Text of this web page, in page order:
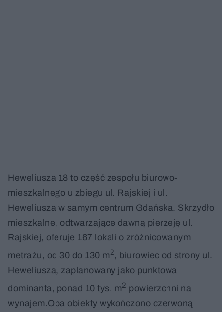
Heweliusza 18 to część zespołu biurowo-
mieszkalnego u zbiegu ul. Rajskiej i ul.
Heweliusza w samym centrum Gdańska. Skrzydło
mieszkalne, odtwarzające dawną pierzeję ul.
Rajskiej, oferuje 167 lokali o zróżnicowanym
metrażu, od 30 do 130 m2, biurowiec od strony ul.
Heweliusza, zaplanowany jako punktowa
dominanta, ponad 10 tys. m2 powierzchni na
wynajem.Oba obiekty wykończono czerwoną